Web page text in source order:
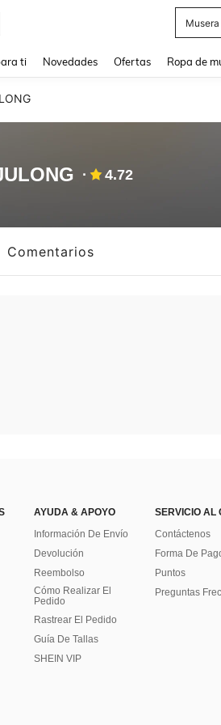
Musera
ti Novedades Ofertas Ropa de
4.72
Comentarios
AYUDA & APOYO
Información De Envío
Devolución
Reembolso
Cómo Realizar El
Pedido
Rastrear El Pedido
Guía De Tallas
SHEIN VIP
SERVICIO AL
Contáctenos
Forma De
Puntos
Preguntas